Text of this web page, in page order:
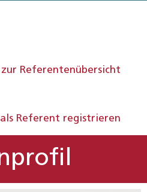
zur Referentenübersicht
Referent registrieren